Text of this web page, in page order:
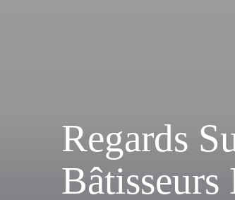
Regards
Bâtisseurs